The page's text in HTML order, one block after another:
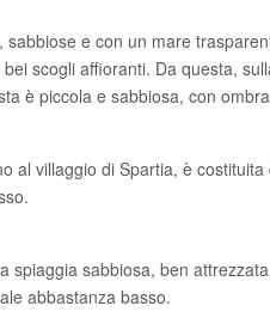
e con un mare
scogli affioranti. Da questa,
è piccola e sabbiosa, con
al villaggio di Spartia, è
spiaggia sabbiosa, ben
abbastanza basso.